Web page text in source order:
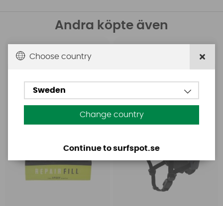
Andra köpte även
FCS Choose country
Sweden
Change country
Continue to surfspot.se